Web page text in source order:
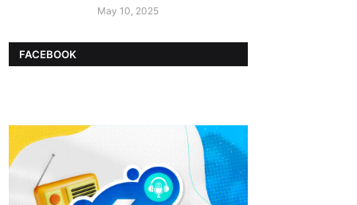
May 10, 2025
FACEBOOK